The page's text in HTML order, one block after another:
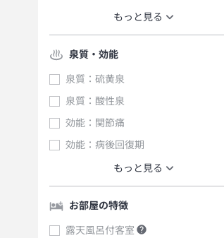
もっと見る
泉質・効能
泉質：硫黄泉
泉質：酸性泉
効能：関節痛
効能：病後回復期
もっと見る
お部屋の特徴
露天風呂付客室